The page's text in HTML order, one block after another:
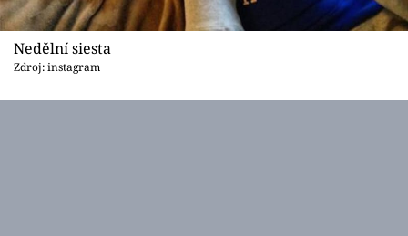
Nedělní siesta
Zdroj: instagram